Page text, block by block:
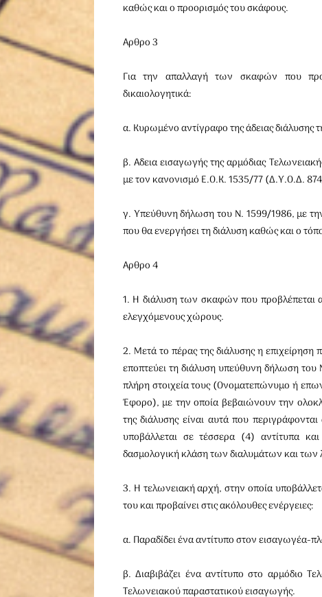
καθώς και ο προορισμός του σκάφους.
Αρθρο 3
Για την απαλλαγή των σκαφών που
δικαιολογητικά:
α. Κυρωμένο αντίγραφο της άδειας διάλυσης
β. Αδεια εισαγωγής της αρμόδιας
με τον κανονισμό Ε.Ο.Κ. 1535/77 (Δ.Υ.Ο.Δ.
γ. Υπεύθυνη δήλωση του Ν. 1599/1986, με την
που θα ενεργήσει τη διάλυση καθώς και ο
Αρθρο 4
1. Η διάλυση των σκαφών που προβλέπεται
ελεγχόμενους χώρους.
2. Μετά το πέρας της διάλυσης η
εποπτεύει τη διάλυση υπεύθυνη δήλωση
πλήρη στοιχεία τους (Ονοματεπώνυμο ή
Έφορο), με την οποία βεβαιώνουν την
της διάλυσης είναι αυτά που
υποβάλλεται σε τέσσερα (4) αντίτυπα
δασμολογική κλάση των διαλυμάτων και
3. Η τελωνειακή αρχή, στην οποία
του και προβαίνει στις ακόλουθες ενέργειες:
α. Παραδίδει ένα αντίτυπο στον εισαγωγέα-
β. Διαβιβάζει ένα αντίτυπο στο αρμόδιο
Τελωνειακού παραστατικού εισαγωγής.